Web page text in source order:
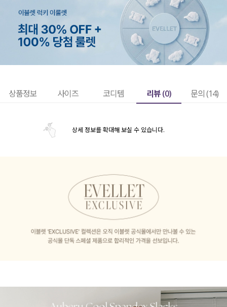
상품정보 사이즈 코디템 리뷰 (0) 문의 (14)
상세 정보를 확대해 보실 수 있습니다.